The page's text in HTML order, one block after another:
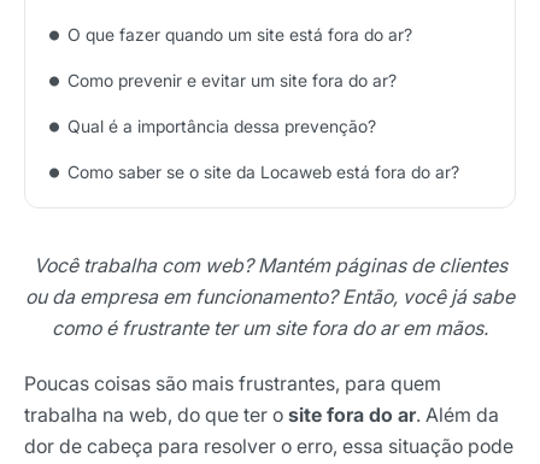
O que fazer quando um site está fora do ar?
Como prevenir e evitar um site fora do ar?
Qual é a importância dessa prevenção?
Como saber se o site da Locaweb está fora do ar?
Você trabalha com web? Mantém páginas de clientes
ou da empresa em funcionamento? Então, você já sabe
como é frustrante ter um site fora do ar em mãos.
Poucas coisas são mais frustrantes, para quem
trabalha na web, do que ter o site fora do ar. Além da
dor de cabeça para resolver o erro, essa situação pode